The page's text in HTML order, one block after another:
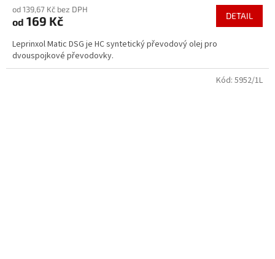
produktu
je
z
5
hvězdiček.
od 139,67 Kč bez DPH
od 169 Kč DETAIL
Leprinxol Matic DSG je HC syntetický převodový olej pro
dvouspojkové převodovky.
Kód: 5952/1L